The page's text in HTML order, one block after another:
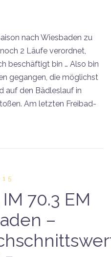
nach Wiesbaden zu
2 Läufe verordnet,
beschäftigt bin … Also bin
gegangen, die möglichst
auf den Bädleslauf in
Am letzten Freibad-
70.3 EM
–